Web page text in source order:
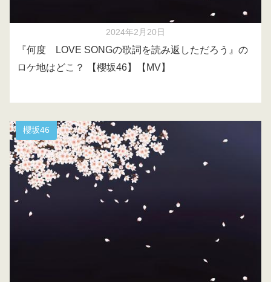
2024年2月20日
『何度 LOVE SONGの歌詞を読み返しただろう』の
ロケ地はどこ？ 【櫻坂46】【MV】
櫻坂46